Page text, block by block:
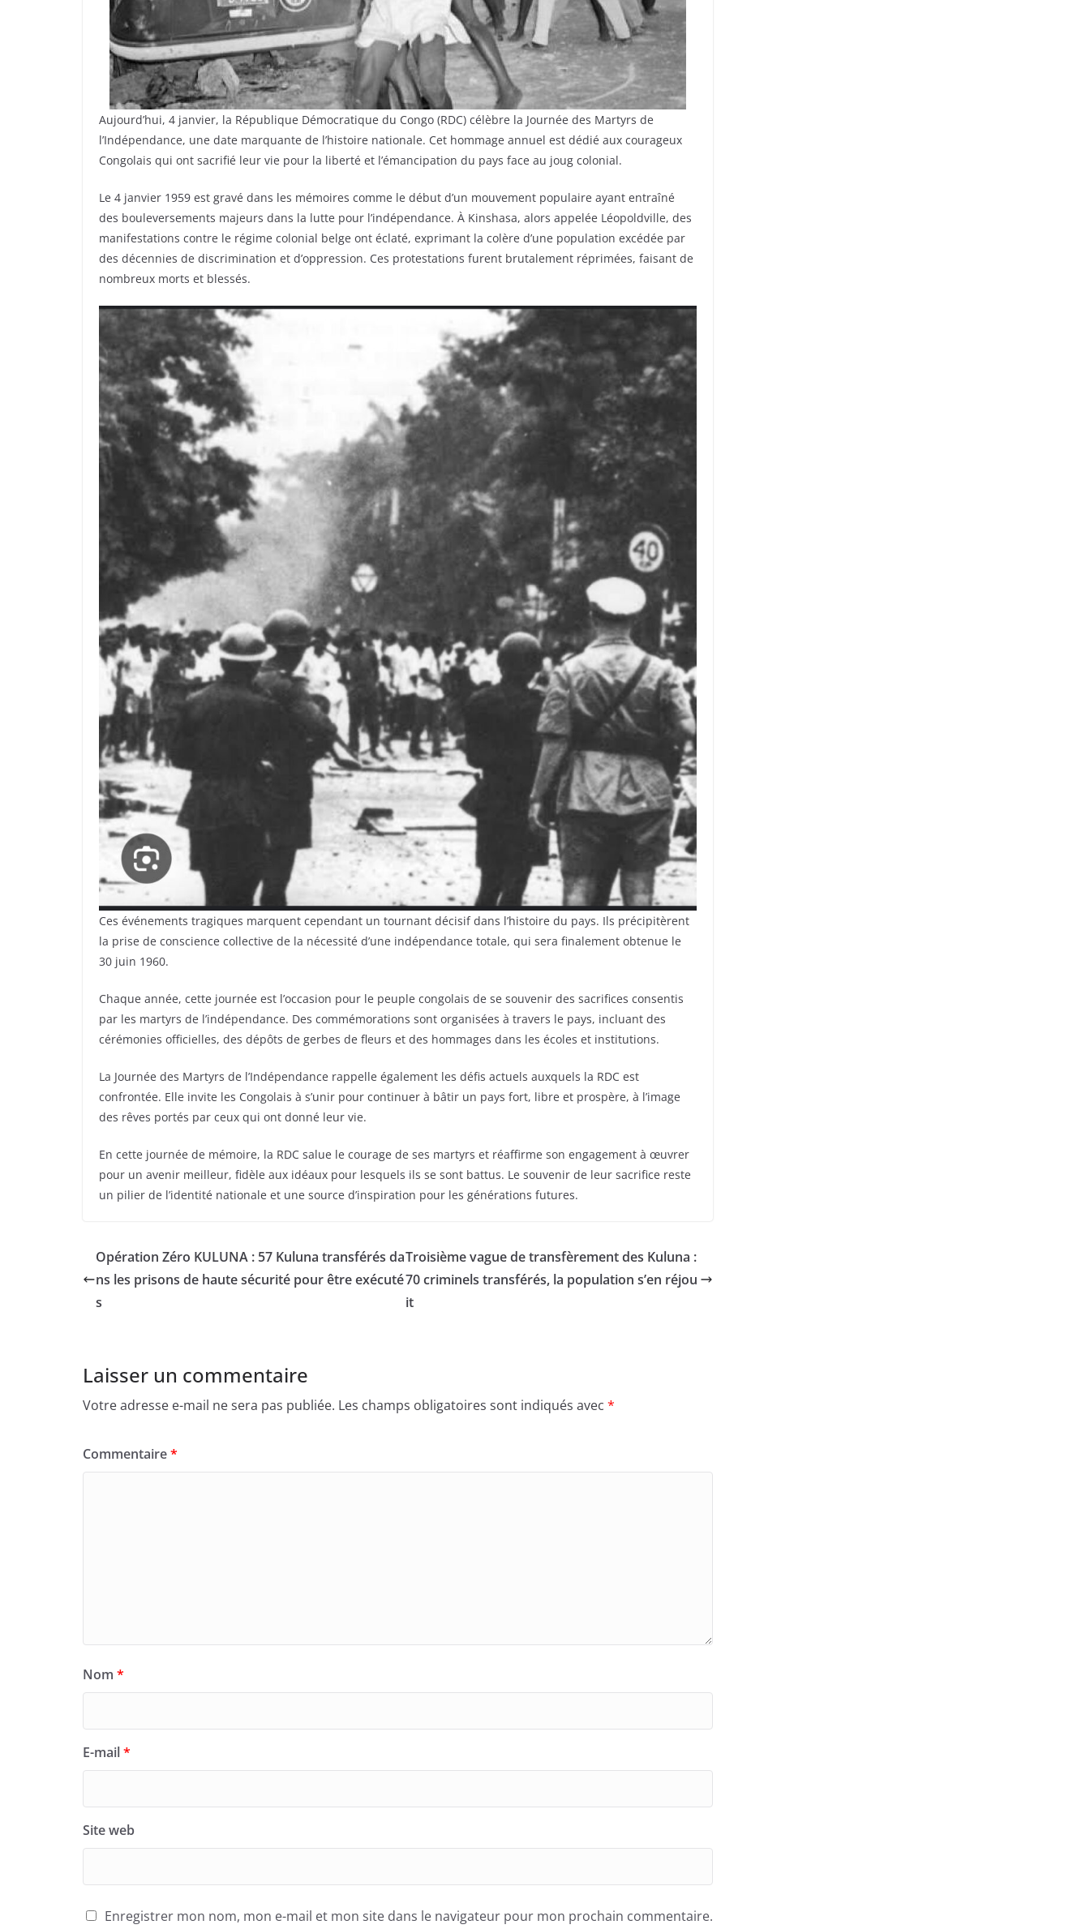
Aujourd’hui, 4 janvier, la République Démocratique du Congo (RDC) célèbre la Journée des Martyrs de
l’Indépendance, une date marquante de l’histoire nationale. Cet hommage annuel est dédié aux courageux
Congolais qui ont sacrifié leur vie pour la liberté et l’émancipation du pays face au joug colonial.
Le 4 janvier 1959 est gravé dans les mémoires comme le début d’un mouvement populaire ayant entraîné
des bouleversements majeurs dans la lutte pour l’indépendance. À Kinshasa, alors appelée Léopoldville, des
manifestations contre le régime colonial belge ont éclaté, exprimant la colère d’une population excédée par
des décennies de discrimination et d’oppression. Ces protestations furent brutalement réprimées, faisant de
nombreux morts et blessés.
Ces événements tragiques marquent cependant un tournant décisif dans l’histoire du pays. Ils précipitèrent
la prise de conscience collective de la nécessité d’une indépendance totale, qui sera finalement obtenue le
30 juin 1960.
Chaque année, cette journée est l’occasion pour le peuple congolais de se souvenir des sacrifices consentis
par les martyrs de l’indépendance. Des commémorations sont organisées à travers le pays, incluant des
cérémonies officielles, des dépôts de gerbes de fleurs et des hommages dans les écoles et institutions.
La Journée des Martyrs de l’Indépendance rappelle également les défis actuels auxquels la RDC est
confrontée. Elle invite les Congolais à s’unir pour continuer à bâtir un pays fort, libre et prospère, à l’image
des rêves portés par ceux qui ont donné leur vie.
En cette journée de mémoire, la RDC salue le courage de ses martyrs et réaffirme son engagement à œuvrer
pour un avenir meilleur, fidèle aux idéaux pour lesquels ils se sont battus. Le souvenir de leur sacrifice reste
un pilier de l’identité nationale et une source d’inspiration pour les générations futures.
Opération Zéro KULUNA : 57 Kuluna transférés da
ns les prisons de haute sécurité pour être exécuté
s
Troisième vague de transfèrement des Kuluna :
70 criminels transférés, la population s’en réjou
it
Laisser un commentaire
Votre adresse e-mail ne sera pas publiée. Les champs obligatoires sont indiqués avec *
Commentaire*
Nom *
E-mail*
Site web
Enregistrer mon nom, mon e-mail et mon site dans le navigateur pour mon prochain commentaire.